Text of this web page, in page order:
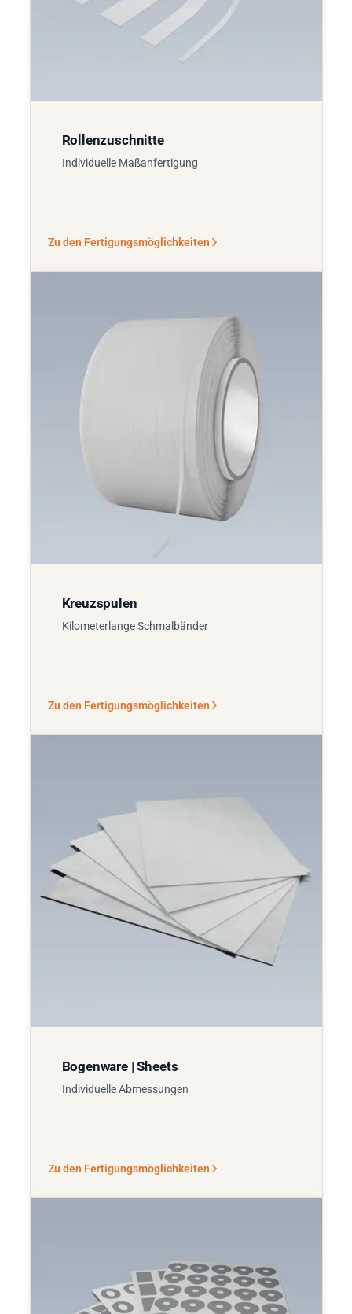
Rollenzuschnitte
Individuelle Maßanfertigung
Zu den Fertigungsmöglichkeiten
Kreuzspulen
Kilometerlange Schmalbänder
Zu den Fertigungsmöglichkeiten
Bogenware | Sheets
Individuelle Abmessungen
Zu den Fertigungsmöglichkeiten